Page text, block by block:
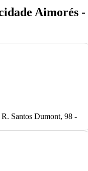
Aimorés -
R. Santos Dumont, 98 -